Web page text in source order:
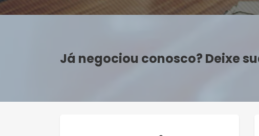
Já negociou conosco? Deixe